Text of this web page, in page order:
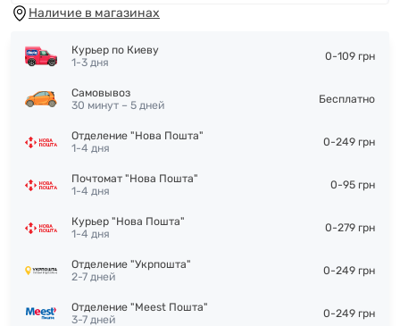
Наличие в магазинах
Курьер по Киеву
1-3 дня
0-109 грн
Самовывоз
30 минут – 5 дней
Бесплатно
Отделение "Нова Пошта"
1-4 дня
0-249 грн
Почтомат "Нова Пошта"
1-4 дня
0-95 грн
Курьер "Нова Пошта"
1-4 дня
0-279 грн
Отделение "Укрпошта"
2-7 дней
0-249 грн
Отделение "Meest Пошта"
3-7 дней
0-249 грн